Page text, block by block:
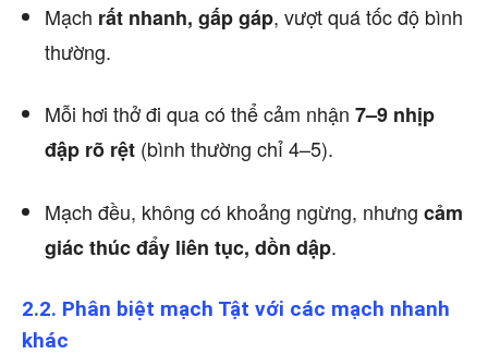
Mạch rất nhanh, gấp gáp, vượt quá tốc độ bình
thường.
Mỗi hơi thở đi qua có thể cảm nhận 7–9 nhịp
đập rõ rệt (bình thường chỉ 4–5).
Mạch đều, không có khoảng ngừng, nhưng cảm
giác thúc đẩy liên tục, dồn dập.
2.2. Phân biệt mạch Tật với các mạch nhanh
khác